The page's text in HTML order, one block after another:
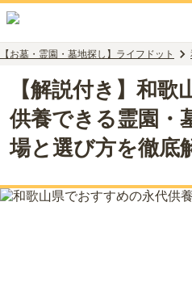
【お墓・霊園・墓地探し】ライフドット
【解説付き】和
供養できる霊園・
場と選び方を徹底